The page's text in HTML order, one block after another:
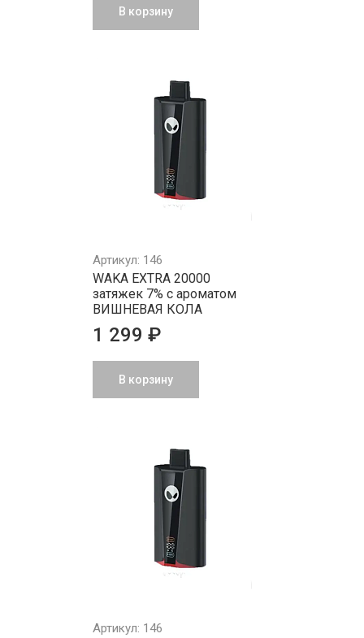
В корзину
Артикул: 146
WAKA EXTRA 20000
затяжек 7% с ароматом
ВИШНЕВАЯ КОЛА
1 299 ₽
В корзину
Артикул: 146